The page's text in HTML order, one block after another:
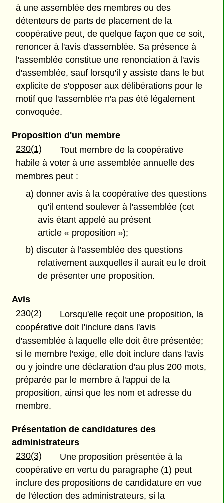
à une assemblée des membres ou des
détenteurs de parts de placement de la
coopérative peut, de quelque façon que ce soit,
renoncer à l'avis d'assemblée. Sa présence à
l'assemblée constitue une renonciation à l'avis
d'assemblée, sauf lorsqu'il y assiste dans le but
explicite de s'opposer aux délibérations pour le
motif que l'assemblée n'a pas été légalement
convoquée.
Proposition d'un membre
230(1)
Tout membre de la coopérative
habile à voter à une assemblée annuelle des
membres peut :
a) donner avis à la coopérative des questions
qu'il entend soulever à l'assemblée (cet
avis étant appelé au présent
article « proposition »);
b) discuter à l'assemblée des questions
relativement auxquelles il aurait eu le droit
de présenter une proposition.
Avis
230(2)
Lorsqu'elle reçoit une proposition, la
coopérative doit l'inclure dans l'avis
d'assemblée à laquelle elle doit être présentée;
si le membre l'exige, elle doit inclure dans l'avis
ou y joindre une déclaration d'au plus 200 mots,
préparée par le membre à l'appui de la
proposition, ainsi que les nom et adresse du
membre.
Présentation de candidatures des
administrateurs
230(3)
Une proposition présentée à la
coopérative en vertu du paragraphe (1) peut
inclure des propositions de candidature en vue
de l'élection des administrateurs, si la